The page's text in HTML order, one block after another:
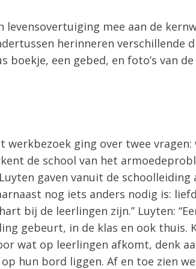
mee aan de
herinneren verschillende
boekje, een gebed, en foto’s van
ging over twee
de school van het
gaven vanuit de
nog iets anders nodig is:
bij de leerlingen zijn.” Luyten:
gebeurt, in de klas en ook thuis.
wat op leerlingen afkomt, denk
hun bord liggen. Af en toe zien